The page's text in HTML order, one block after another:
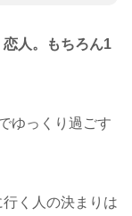
人。もちろん1
ゆっくり過ごす
く人の決まりは